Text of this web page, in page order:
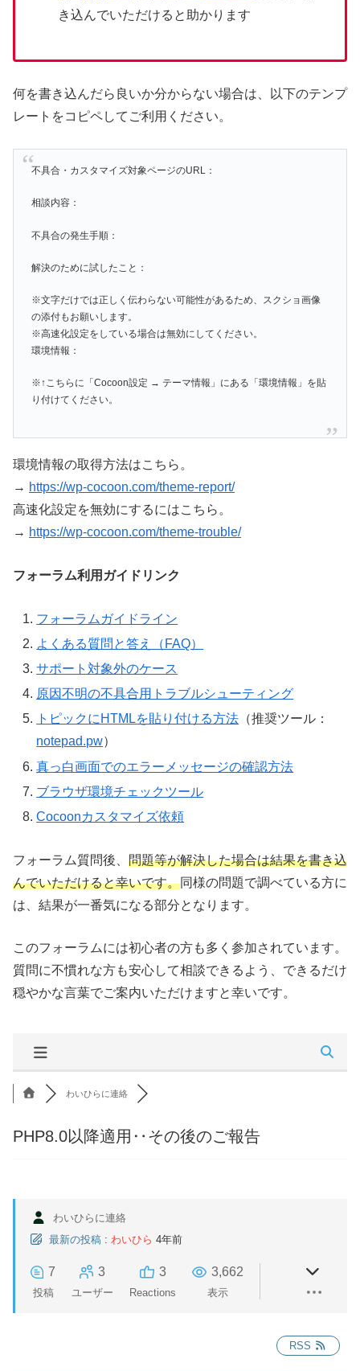
き込んでいただけると助かります
何を書き込んだら良いか分からない場合は、以下のテンプ
レートをコピペしてご利用ください。
不具合・カスタマイズ対象ページのURL：
相談内容：
不具合の発生手順：
解決のために試したこと：
※文字だけでは正しく伝わらない可能性があるため、スクショ画像
の添付もお願いします。
※高速化設定をしている場合は無効にしてください。
環境情報：
※↑こちらに「Cocoon設定 → テーマ情報」にある「環境情報」を貼
り付けてください。
環境情報の取得方法はこちら。
→ https://wp-cocoon.com/theme-report/
高速化設定を無効にするにはこちら。
→ https://wp-cocoon.com/theme-trouble/
フォーラム利用ガイドリンク
フォーラムガイドライン
よくある質問と答え（FAQ）
サポート対象外のケース
原因不明の不具合用トラブルシューティング
トピックにHTMLを貼り付ける方法 （推奨ツール：
notepad.pw）
真っ白画面でのエラーメッセージの確認方法
ブラウザ環境チェックツール
Cocoonカスタマイズ依頼
フォーラム質問後、 問題等が解決した場合は結果を書き込
んでいただけると幸いです。同様の問題で調べている方に
は、結果が一番気になる部分となります。
このフォーラムには初心者の方も多く参加されています。
質問に不慣れな方も安心して相談できるよう、できるだけ
穏やかな言葉でご案内いただけますと幸いです。
わいひらに連絡
PHP8.0以降適用‥その後のご報告
わいひらに連絡
最新の投稿 : わいひら 4年前
7
投稿
3
ユーザー
3
Reactions
3,662
表示
RSS